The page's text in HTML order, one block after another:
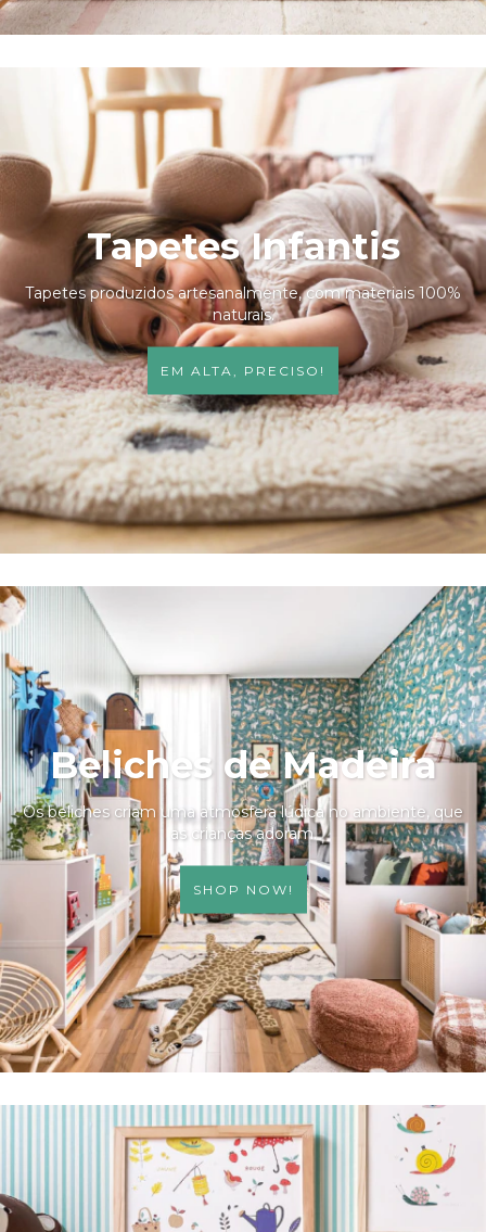
Tapetes Infantis
Tapetes produzidos artesanalmente, com materiais 100%
naturais.
EM ALTA, PRECISO!
Beliches de Madeira
Os beliches criam uma atmosfera lúdica no ambiente, que
as crianças adoram.
SHOP NOW!